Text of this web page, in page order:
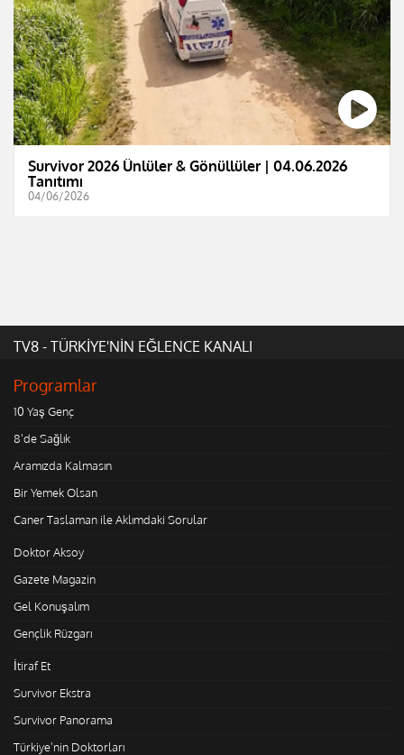
Survivor 2026 Ünlüler & Gönüllüler | 04.06.2026
Tanıtımı
04/06/2026
TV8 - TÜRKİYE'NİN EĞLENCE KANALI
Programlar
10 Yaş Genç
8'de Sağlık
Aramızda Kalmasın
Bir Yemek Olsan
Caner Taslaman ile Aklımdaki Sorular
Doktor Aksoy
Gazete Magazin
Gel Konuşalım
Gençlik Rüzgarı
İtiraf Et
Survivor Ekstra
Survivor Panorama
Türkiye'nin Doktorları